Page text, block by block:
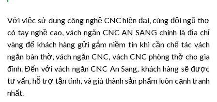
Với việc sử dụng công nghệ CNC hiện đại, cùng đội ngũ thợ
có tay nghề cao, vách ngăn CNC AN SANG chính là địa chỉ
vàng để khách hàng gửi gắm niềm tin khi cần chế tác vách
ngăn bàn thờ, vách ngăn CNC, vách CNC phòng thờ cho gia
đình. Đến với vách ngăn CNC An Sang, khách hàng sẽ được
tư vấn, hỗ trợ tận tình, và giá thành sản phẩm luôn cạnh tranh
nhất.